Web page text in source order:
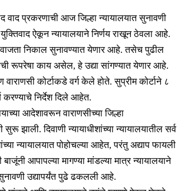
वाद प्रकरणाची आज जिल्हा न्यायालयात सुनावणी
युक्तिवाद ऐकून न्यायालयाने निर्णय राखून ठेवला आहे.
वाजता निकाल सुनावण्यात येणार आहे. तसेच पुढील
रूपरेषा काय असेल, हे उद्या सांगण्यात येणार आहे.
वाराणसी कोर्टाकडे वर्ग केले होते. सुप्रीम कोर्टाने ८
निर्देश दिले आहेत.
आदेशावरून वाराणसीच्या जिल्हा
सुरू झाली. दिवाणी न्यायाधीशांच्या न्यायालयातील सर्व
न्यायालयात पोहोचल्या आहेत, परंतु अद्याप फायली
बाजूंनी आपापल्या मागण्या मांडल्या मात्र न्यायालयाने
उद्यापर्यंत पुढे ढकलली आहे.